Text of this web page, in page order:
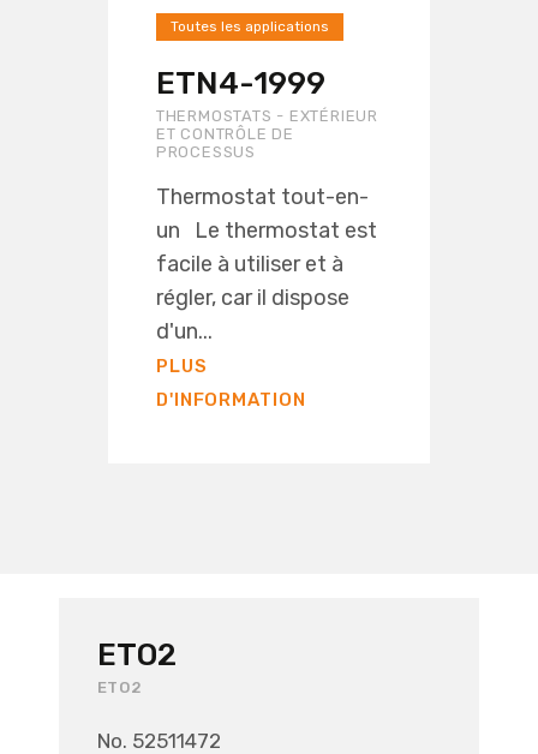
Toutes les applications
ETN4-1999
THERMOSTATS - EXTÉRIEUR
ET CONTRÔLE DE
PROCESSUS
Thermostat tout-en-
un Le thermostat est
facile à utiliser et à
régler, car il dispose
d'un...
PLUS
D'INFORMATION
ETO2
ETO2
No. 52511472